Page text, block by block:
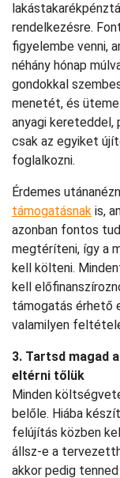
rendelkezésre.
figyelembe venni,
néhány hónap
gondokkal
menetét, és
anyagi kereteddel,
csak az egyiket
foglalkozni.
Érdemes
támogatásnak is,
azonban fontos
megtéríteni, így a
kell költeni.
kell
támogatás érhető
valamilyen
3. Tartsd magad
eltérni tőlük
Minden
belőle. Hiába
felújítás közben
állsz-e a
akkor pedig